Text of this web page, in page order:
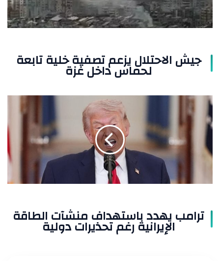
لحماس
داخل
غزة
جيش الاحتلال يزعم تصفية خلية تابعة
لحماس داخل غزة
ترامب
باستهداف
منشآت
الإيرانية
دولية
ترامب يهدد باستهداف منشآت الطاقة
الإيرانية رغم تحذيرات دولية